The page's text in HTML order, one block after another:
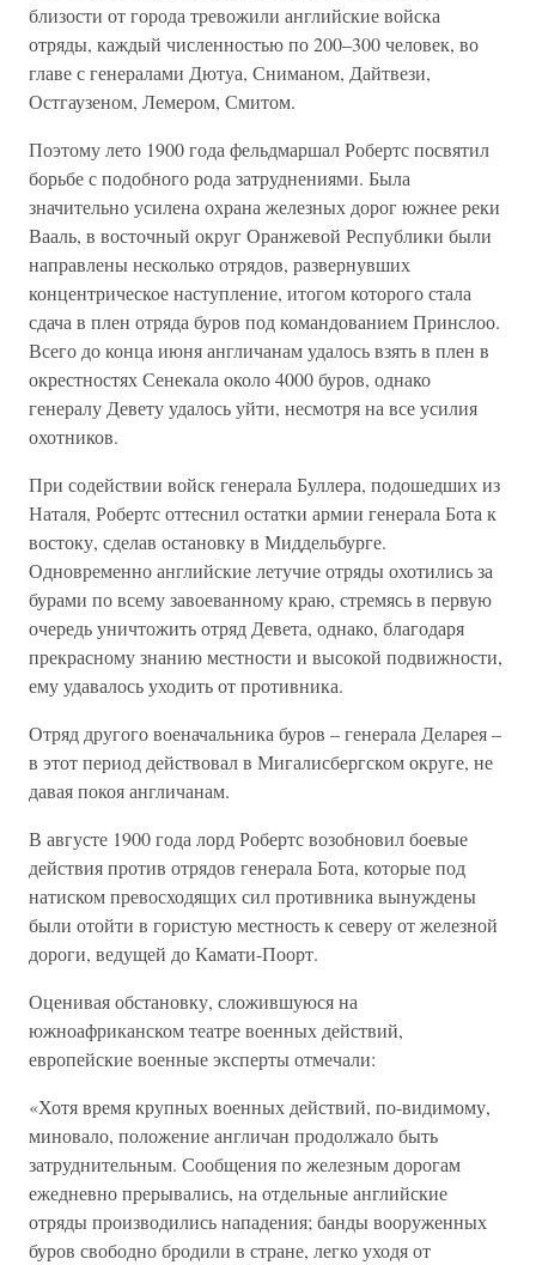
близости от города тревожили английские войска
отряды, каждый численностью по 200–300 человек, во
главе с генералами Дютуа, Сниманом, Дайтвези,
Остгаузеном, Лемером, Смитом.
Поэтому лето 1900 года фельдмаршал Робертс посвятил
борьбе с подобного рода затруднениями. Была
значительно усилена охрана железных дорог южнее реки
Вааль, в восточный округ Оранжевой Республики были
направлены несколько отрядов, развернувших
концентрическое наступление, итогом которого стала
сдача в плен отряда буров под командованием Принслоо.
Всего до конца июня англичанам удалось взять в плен в
окрестностях Сенекала около 4000 буров, однако
генералу Девету удалось уйти, несмотря на все усилия
охотников.
При содействии войск генерала Буллера, подошедших из
Наталя, Робертс оттеснил остатки армии генерала Бота к
востоку, сделав остановку в Миддельбурге.
Одновременно английские летучие отряды охотились за
бурами по всему завоеванному краю, стремясь в первую
очередь уничтожить отряд Девета, однако, благодаря
прекрасному знанию местности и высокой подвижности,
ему удавалось уходить от противника.
Отряд другого военачальника буров – генерала Деларея –
в этот период действовал в Мигалисбергском округе, не
давая покоя англичанам.
В августе 1900 года лорд Робертс возобновил боевые
действия против отрядов генерала Бота, которые под
натиском превосходящих сил противника вынуждены
были отойти в гористую местность к северу от железной
дороги, ведущей до Камати-Поорт.
Оценивая обстановку, сложившуюся на
южноафриканском театре военных действий,
европейские военные эксперты отмечали:
«Хотя время крупных военных действий, по-видимому,
миновало, положение англичан продолжало быть
затруднительным. Сообщения по железным дорогам
ежедневно прерывались, на отдельные английские
отряды производились нападения; банды вооруженных
буров свободно бродили в стране, легко уходя от